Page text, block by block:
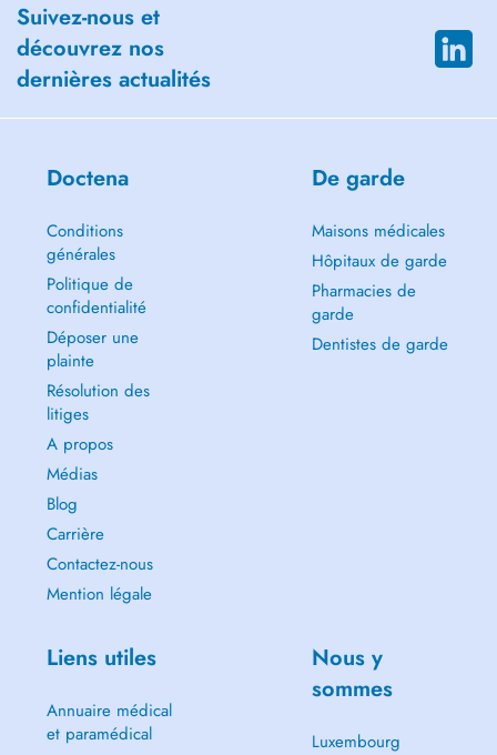
Suivez-nous et
découvrez nos
dernières actualités
Doctena
Conditions
générales
Politique de
confidentialité
Déposer une
plainte
Résolution des
litiges
A propos
Médias
Blog
Carrière
Contactez-nous
Mention légale
De garde
Maisons médicales
Hôpitaux de garde
Pharmacies de
garde
Dentistes de garde
Liens utiles
Annuaire médical
et paramédical
Nous y
sommes
Luxembourg